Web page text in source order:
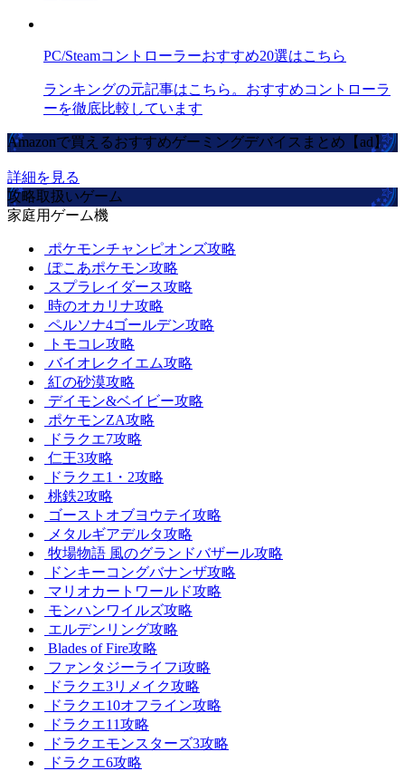
PC/Steamコントローラーおすすめ20選はこちら
ランキングの元記事はこちら。おすすめコントローラ
ーを徹底比較しています
Amazonで買えるおすすめゲーミングデバイスまとめ【ad】
詳細を見る
攻略取扱いゲーム
家庭用ゲーム機
ポケモンチャンピオンズ攻略
ぽこあポケモン攻略
スプラレイダース攻略
時のオカリナ攻略
ペルソナ4ゴールデン攻略
トモコレ攻略
バイオレクイエム攻略
紅の砂漠攻略
デイモン&ベイビー攻略
ポケモンZA攻略
ドラクエ7攻略
仁王3攻略
ドラクエ1・2攻略
桃鉄2攻略
ゴーストオブヨウテイ攻略
メタルギアデルタ攻略
牧場物語 風のグランドバザール攻略
ドンキーコングバナンザ攻略
マリオカートワールド攻略
モンハンワイルズ攻略
エルデンリング攻略
Blades of Fire攻略
ファンタジーライフi攻略
ドラクエ3リメイク攻略
ドラクエ10オフライン攻略
ドラクエ11攻略
ドラクエモンスターズ3攻略
ドラクエ6攻略